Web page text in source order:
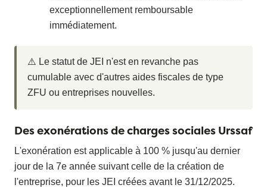
exceptionnellement remboursable
immédiatement.
⚠️ Le statut de JEI n'est en revanche pas
cumulable avec d'autres aides fiscales de type
ZFU ou entreprises nouvelles.
Des exonérations de charges sociales Urssaf
L'exonération est applicable à 100 % jusqu'au dernier
jour de la 7e année suivant celle de la création de
l'entreprise, pour les JEI créées avant le 31/12/2025.